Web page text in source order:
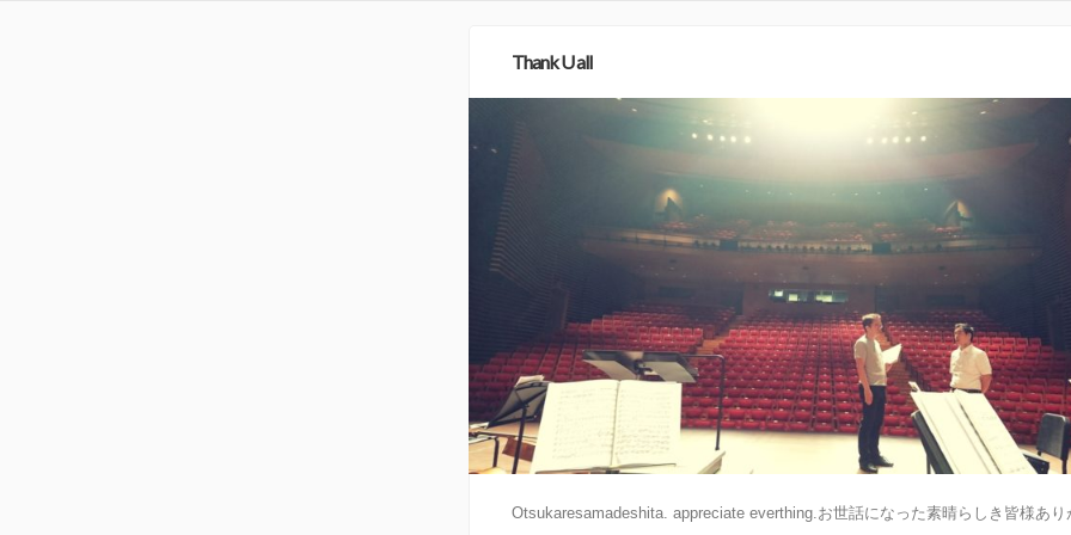
Thank U all
Otsukaresamadeshita. appreciate everthing.お世話になった素晴らしき皆様あり